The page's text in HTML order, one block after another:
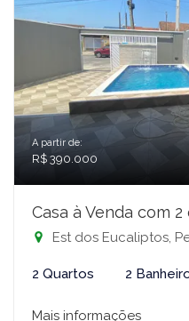
A partir de:
R$ 390.000
Casa à Venda com
Est dos Eucaliptos,
2 Quartos 2
Mais informações